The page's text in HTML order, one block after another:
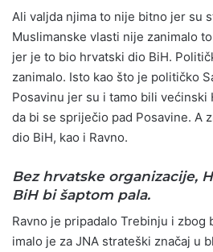
Ali valjda njima to nije bitno jer su
Muslimanske vlasti nije zanimalo
jer je to bio hrvatski dio BiH.
zanimalo. Isto kao što je političko
Posavinu jer su i tamo bili većinski
da bi se spriječio pad Posavine. A
dio BiH, kao i Ravno.
Bez hrvatske organizacije,
BiH bi šaptom pala.
Ravno je pripadalo Trebinju i zbog
imalo je za JNA strateški značaj u